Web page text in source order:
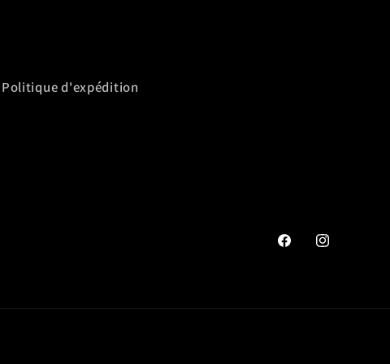
Politique d'expédition
FacebookInstagram